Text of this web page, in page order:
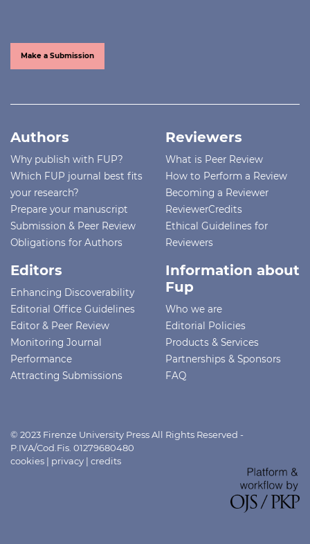
Make a Submission
Authors
Why publish with FUP?
Which FUP journal best fits
your research?
Prepare your manuscript
Submission & Peer Review
Obligations for Authors
Reviewers
What is Peer Review
How to Perform a Review
Becoming a Reviewer
ReviewerCredits
Ethical Guidelines for
Reviewers
Editors
Enhancing Discoverability
Editorial Office Guidelines
Editor & Peer Review
Monitoring Journal
Performance
Attracting Submissions
Information about
Fup
Who we are
Editorial Policies
Products & Services
Partnerships & Sponsors
FAQ
© 2023 Firenze University Press All Rights Reserved -
P.IVA/Cod.Fis. 01279680480
cookies | privacy | credits